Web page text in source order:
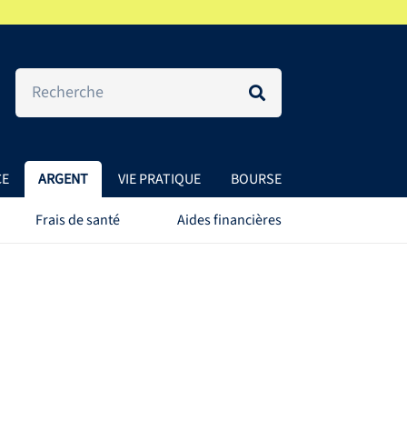
ARGENT VIE PRATIQUE BOURSE
Frais de santé Aides financières